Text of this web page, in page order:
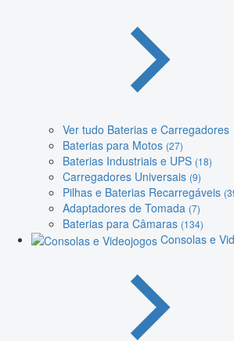
Ver tudo Baterias e Carregadores
Baterias para Motos (27)
Baterias Industriais e UPS (18)
Carregadores Universais (9)
Pilhas e Baterias Recarregáveis
Adaptadores de Tomada (7)
Baterias para Câmaras (134)
Consolas e